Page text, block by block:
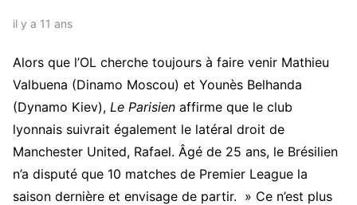
il y a 11 ans
Alors que l’OL cherche toujours à faire venir Mathieu
Valbuena (Dinamo Moscou) et Younès Belhanda
(Dynamo Kiev), Le Parisien affirme que le club
lyonnais suivrait également le latéral droit de
Manchester United, Rafael. Âgé de 25 ans, le Brésilien
n’a disputé que 10 matches de Premier League la
saison dernière et envisage de partir. » Ce n’est plus